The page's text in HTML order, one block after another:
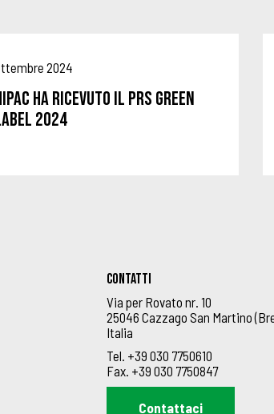
2024
HA RICEVUTO IL PRS GREEN
2024
Contatti
Via per Rovato nr. 10
25046 Cazzago San Martino
Italia
Tel. +39 030 7750610
Fax. +39 030 7750847
Contattaci